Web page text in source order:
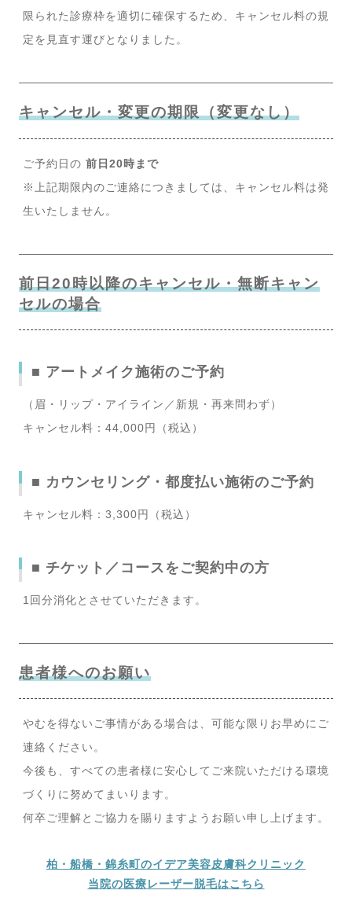
限られた診療枠を適切に確保するため、キャンセル料の規
定を見直す運びとなりました。
キャンセル・変更の期限（変更なし）
ご予約日の 前日20時まで
※上記期限内のご連絡につきましては、キャンセル料は発
生いたしません。
前日20時以降のキャンセル・無断キャン
セルの場合
■ アートメイク施術のご予約
（眉・リップ・アイライン／新規・再来問わず）
キャンセル料：44,000円（税込）
■ カウンセリング・都度払い施術のご予約
キャンセル料：3,300円（税込）
■ チケット／コースをご契約中の方
1回分消化とさせていただきます。
患者様へのお願い
やむを得ないご事情がある場合は、可能な限りお早めにご
連絡ください。
今後も、すべての患者様に安心してご来院いただける環境
づくりに努めてまいります。
何卒ご理解とご協力を賜りますようお願い申し上げます。
柏・船橋・錦糸町のイデア美容皮膚科クリニック
当院の医療レーザー脱毛はこちら